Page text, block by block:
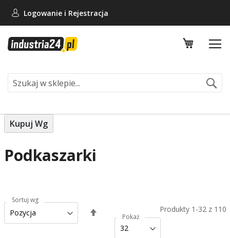
Logowanie i Rejestracja
Mój
Podkaszarki
Produkty 1 -32z 110
Sortuj wg
kierunek
malejący
Pokaż
Kupuj Wg